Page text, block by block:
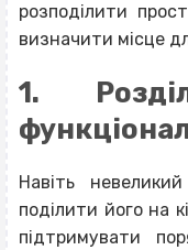
розподілити
визначити місце
1.
Навіть
поділити його на
підтримувати